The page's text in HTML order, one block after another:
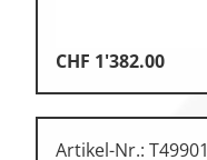
CHF 1'382.00
Artikel-Nr.: T49901